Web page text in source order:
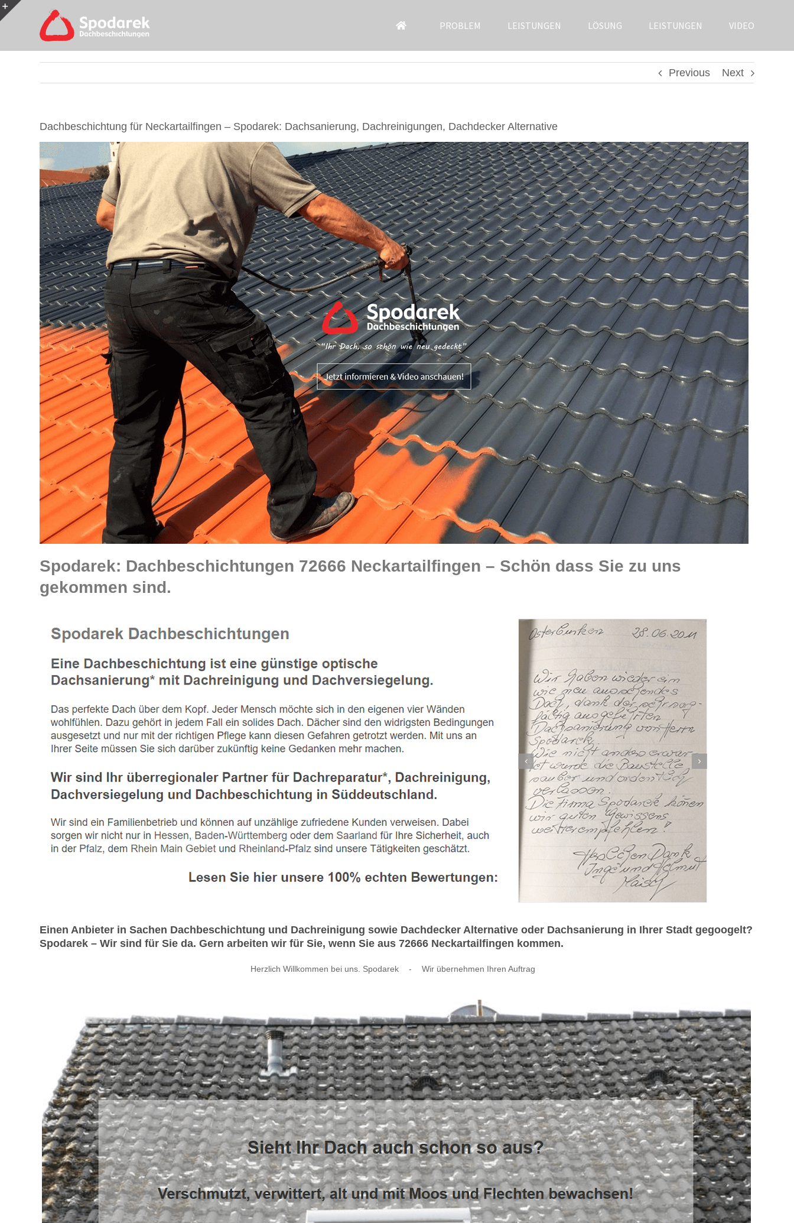
Skip
to
PROBLEM LEISTUNGEN LÖSUNG LEISTUNGEN VIDEO
Previous Next
Dachbeschichtung für Neckartailfingen – Spodarek: Dachsanierung, Dachreinigungen, Dachdecker Alternative
Spodarek: Dachbeschichtungen 72666 Neckartailfingen – Schön dass Sie zu uns
gekommen sind.
Einen Anbieter in Sachen Dachbeschichtung und Dachreinigung sowie Dachdecker Alternative oder Dachsanierung in Ihrer Stadt gegoogelt?
Spodarek – Wir sind für Sie da. Gern arbeiten wir für Sie, wenn Sie aus 72666 Neckartailfingen kommen.
Herzlich Willkommen bei uns. Spodarek - Wir übernehmen Ihren Auftrag
Bar